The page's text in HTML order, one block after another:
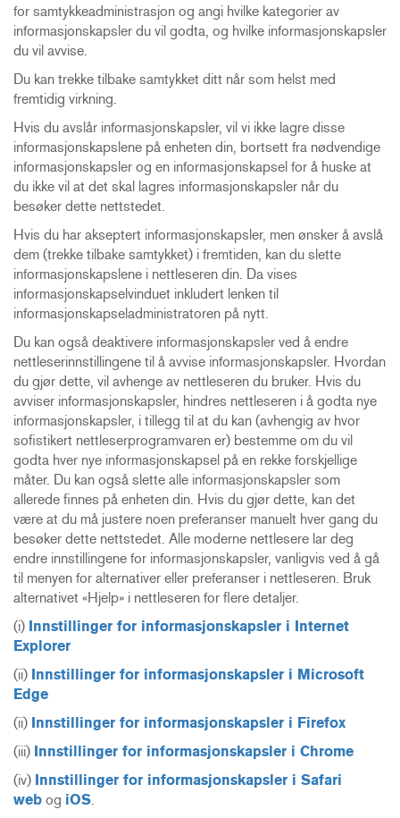
for samtykkeadministrasjon og angi hvilke kategorier av
informasjonskapsler du vil godta, og hvilke informasjonskapsler
du vil avvise.
Du kan trekke tilbake samtykket ditt når som helst med
fremtidig virkning.
Hvis du avslår informasjonskapsler, vil vi ikke lagre disse
informasjonskapslene på enheten din, bortsett fra nødvendige
informasjonskapsler og en informasjonskapsel for å huske at
du ikke vil at det skal lagres informasjonskapsler når du
besøker dette nettstedet.
Hvis du har akseptert informasjonskapsler, men ønsker å avslå
dem (trekke tilbake samtykket) i fremtiden, kan du slette
informasjonskapslene i nettleseren din. Da vises
informasjonskapselvinduet inkludert lenken til
informasjonskapseladministratoren på nytt.
Du kan også deaktivere informasjonskapsler ved å endre
nettleserinnstillingene til å avvise informasjonskapsler. Hvordan
du gjør dette, vil avhenge av nettleseren du bruker. Hvis du
avviser informasjonskapsler, hindres nettleseren i å godta nye
informasjonskapsler, i tillegg til at du kan (avhengig av hvor
sofistikert nettleserprogramvaren er) bestemme om du vil
godta hver nye informasjonskapsel på en rekke forskjellige
måter. Du kan også slette alle informasjonskapsler som
allerede finnes på enheten din. Hvis du gjør dette, kan det
være at du må justere noen preferanser manuelt hver gang du
besøker dette nettstedet. Alle moderne nettlesere lar deg
endre innstillingene for informasjonskapsler, vanligvis ved å gå
til menyen for alternativer eller preferanser i nettleseren. Bruk
alternativet «Hjelp» i nettleseren for flere detaljer.
(i) Innstillinger for informasjonskapsler i Internet
Explorer
(ii) Innstillinger for informasjonskapsler i Microsoft
Edge
(ii) Innstillinger for informasjonskapsler i Firefox
(iii) Innstillinger for informasjonskapsler i Chrome
(iv) Innstillinger for informasjonskapsler i Safari
web og iOS